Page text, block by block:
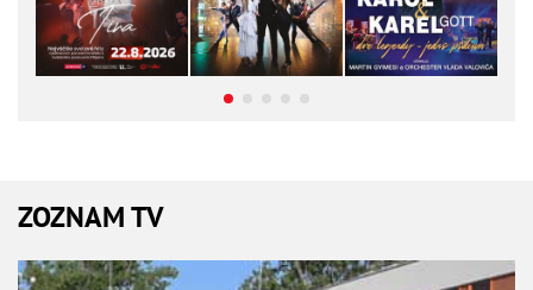
ZOZNAM TV